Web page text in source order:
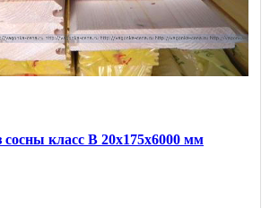
класс В 20x175x6000 мм